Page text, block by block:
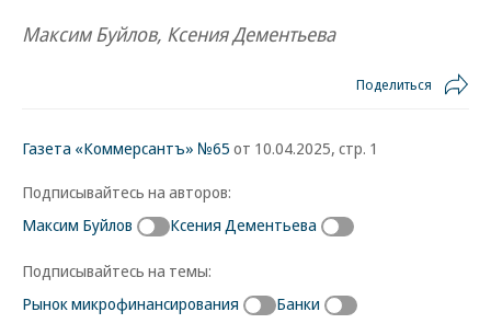
Максим Буйлов, Ксения Дементьева
Поделиться
Газета «Коммерсантъ» №65 от 10.04.2025, стр. 1
Подписывайтесь на авторов:
Максим Буйлов
Ксения Дементьева
Подписывайтесь на темы:
Рынок микрофинансирования
Банки